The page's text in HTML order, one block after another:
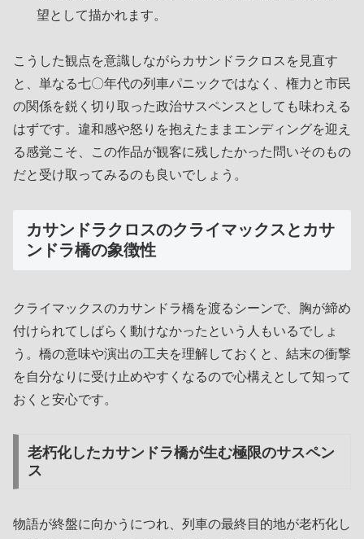
望として描かれます。
こうした観点を意識しながらカサンドラクロスを見直す
と、単なる七〇年代の列車パニックではなく、権力と市民
の関係を鋭く切り取った政治サスペンスとしても味わえる
はずです。違和感や怒りを抱えたままエンディングを迎え
る感覚こそ、この作品が観客に残したかった問いそのもの
だと受け取ってみるのも良いでしょう。
カサンドラクロスのクライマックスとカサ
ンドラ橋の象徴性
クライマックスのカサンドラ橋を渡るシーンで、胸が締め
付けられてしばらく動けなかったという人もいるでしょ
う。橋の意味や演出の工夫を理解しておくと、結末の衝撃
を自分なりに受け止めやすくなるので心構えとして知って
おくと安心です。
老朽化したカサンドラ橋が生む極限のサスペン
ス
物語が終盤に向かうにつれ、列車の最終目的地が老朽化し